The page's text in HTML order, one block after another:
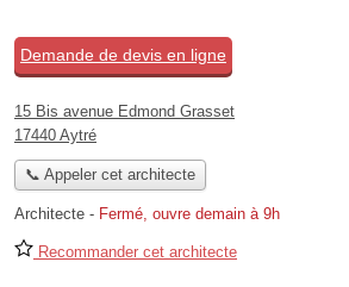
Demande de devis en ligne
15 Bis avenue Edmond Grasset
17440 Aytré
📞 Appeler cet architecte
Architecte - Fermé, ouvre demain à 9h
Recommander cet architecte